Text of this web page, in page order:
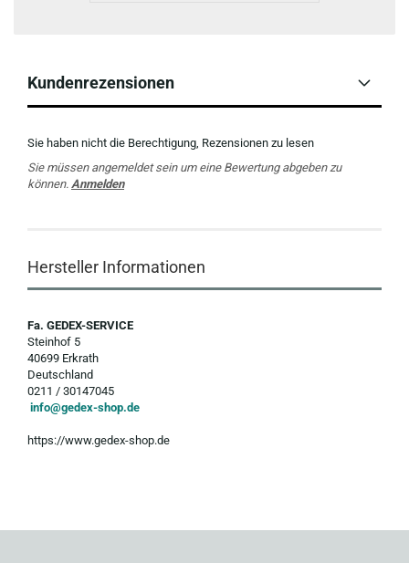
Kundenrezensionen
Sie haben nicht die Berechtigung, Rezensionen zu lesen
Sie müssen angemeldet sein um eine Bewertung abgeben zu
können. Anmelden
Hersteller Informationen
Fa. GEDEX-SERVICE
Steinhof 5
40699 Erkrath
Deutschland
0211 / 30147045
info@gedex-shop.de
https://www.gedex-shop.de